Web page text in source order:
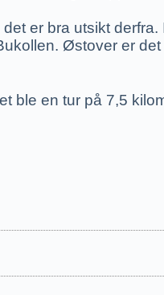
er bra utsikt
Østover er
ble en tur på 7,5